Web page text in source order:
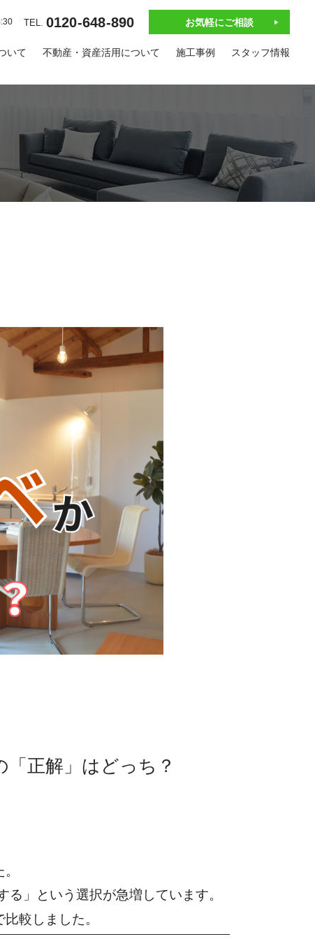
TEL. 0120-648-890 お気軽にご相談
いて 不動産・資産活用について 施工事例 スタッフ情報
正解」はどっち？
」という選択が急増しています。
較しました。